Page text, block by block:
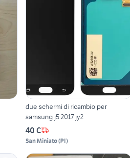
due schermi di ricambio per
samsung j5 2017 jy2
40 €
San Miniato(PI)